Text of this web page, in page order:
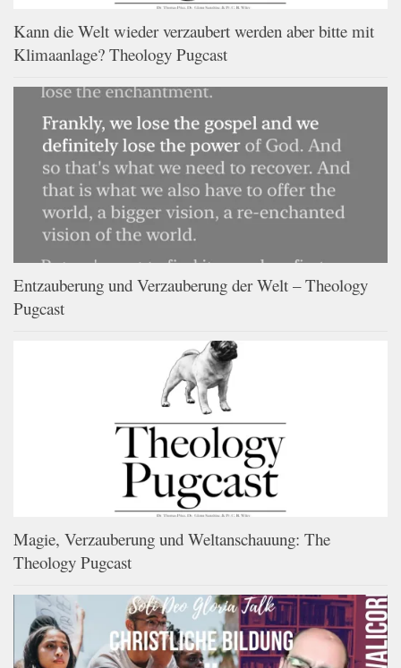
Kann die Welt wieder verzaubert werden aber bitte mit
Klimaanlage? Theology Pugcast
Entzauberung und Verzauberung der Welt – Theology
Pugcast
Magie, Verzauberung und Weltanschauung: The
Theology Pugcast